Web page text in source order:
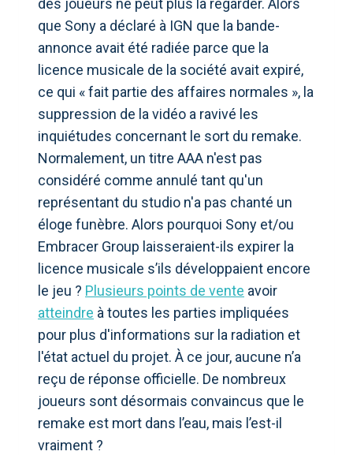
des joueurs ne peut plus la regarder. Alors
que Sony a déclaré à IGN que la bande-
annonce avait été radiée parce que la
licence musicale de la société avait expiré,
ce qui « fait partie des affaires normales », la
suppression de la vidéo a ravivé les
inquiétudes concernant le sort du remake.
Normalement, un titre AAA n'est pas
considéré comme annulé tant qu'un
représentant du studio n'a pas chanté un
éloge funèbre. Alors pourquoi Sony et/ou
Embracer Group laisseraient-ils expirer la
licence musicale s’ils développaient encore
le jeu ? Plusieurs points de vente avoir
atteindre à toutes les parties impliquées
pour plus d'informations sur la radiation et
l'état actuel du projet. À ce jour, aucune n’a
reçu de réponse officielle. De nombreux
joueurs sont désormais convaincus que le
remake est mort dans l’eau, mais l’est-il
vraiment ?